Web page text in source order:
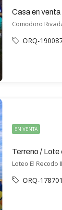
Comodoro
ORQ-
EN VENTA
Loteo El Recodo
ORQ-178701